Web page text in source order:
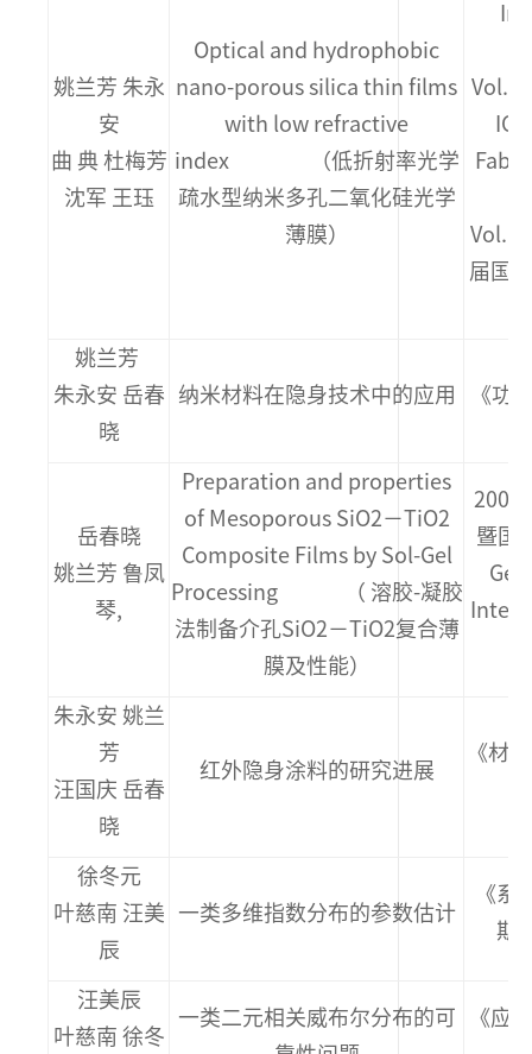
姚兰芳 朱永
安
曲 典 杜梅芳
沈军 王珏
Optical and hydrophobic
nano-porous silica thin films
with low refractive
index （低折射率光学
疏水型纳米多孔二氧化硅光学
薄膜）
届国
姚兰芳
朱永安 岳春
晓
纳米材料在隐身技术中的应用 《功
岳春晓
姚兰芳 鲁凤
琴,
Preparation and properties
of Mesoporous SiO2－TiO2
Composite Films by Sol-Gel
Processing （ 溶胶-凝胶
法制备介孔SiO2－TiO2复合薄
膜及性能）
2006'
暨
Gel
朱永安 姚兰
芳
汪国庆 岳春
晓
红外隐身涂料的研究进展
《材
徐冬元
叶慈南 汪美
辰
一类多维指数分布的参数估计
《系
期
汪美辰
叶慈南 徐冬
一类二元相关威布尔分布的可
《应